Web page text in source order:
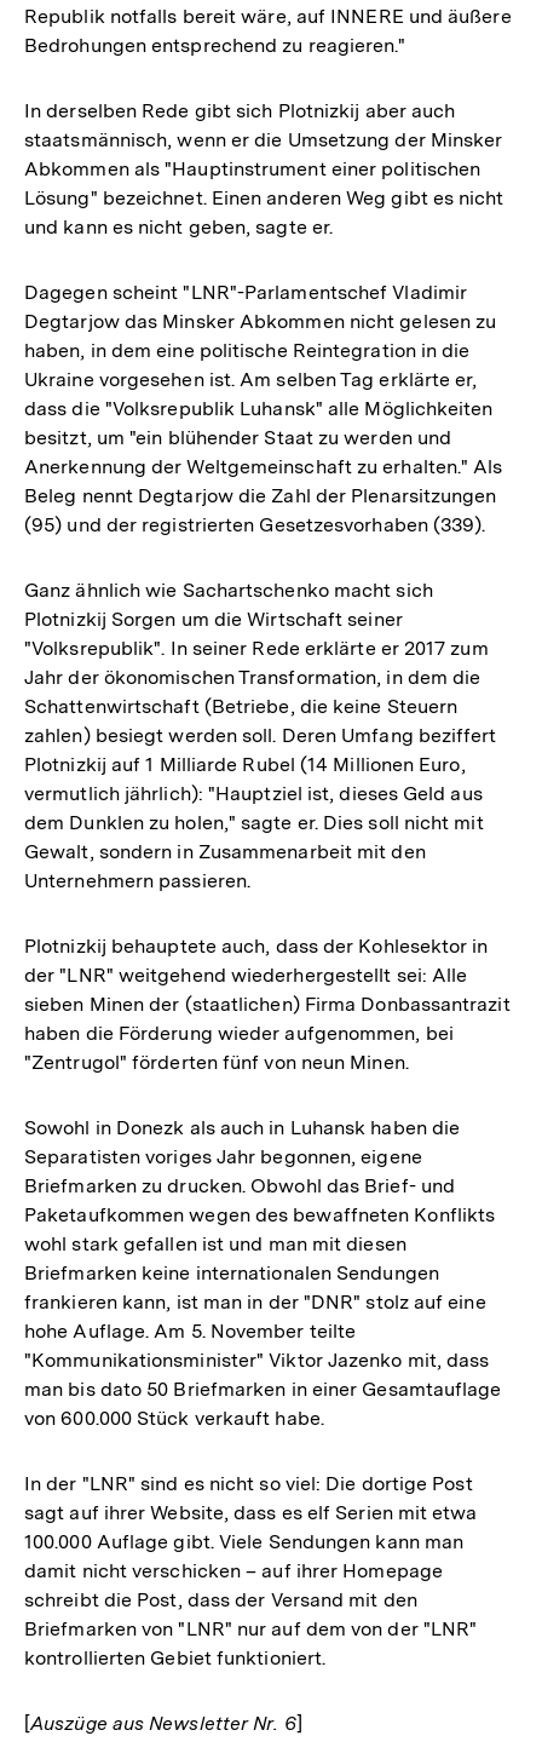
Republik notfalls bereit wäre, auf INNERE und äußere
Bedrohungen entsprechend zu reagieren."
In derselben Rede gibt sich Plotnizkij aber auch
staatsmännisch, wenn er die Umsetzung der Minsker
Abkommen als "Hauptinstrument einer politischen
Lösung" bezeichnet. Einen anderen Weg gibt es nicht
und kann es nicht geben, sagte er.
Dagegen scheint "LNR"-Parlamentschef Vladimir
Degtarjow das Minsker Abkommen nicht gelesen zu
haben, in dem eine politische Reintegration in die
Ukraine vorgesehen ist. Am selben Tag erklärte er,
dass die "Volksrepublik Luhansk" alle Möglichkeiten
besitzt, um "ein blühender Staat zu werden und
Anerkennung der Weltgemeinschaft zu erhalten." Als
Beleg nennt Degtarjow die Zahl der Plenarsitzungen
(95) und der registrierten Gesetzesvorhaben (339).
Ganz ähnlich wie Sachartschenko macht sich
Plotnizkij Sorgen um die Wirtschaft seiner
"Volksrepublik". In seiner Rede erklärte er 2017 zum
Jahr der ökonomischen Transformation, in dem die
Schattenwirtschaft (Betriebe, die keine Steuern
zahlen) besiegt werden soll. Deren Umfang beziffert
Plotnizkij auf 1 Milliarde Rubel (14 Millionen Euro,
vermutlich jährlich): "Hauptziel ist, dieses Geld aus
dem Dunklen zu holen," sagte er. Dies soll nicht mit
Gewalt, sondern in Zusammenarbeit mit den
Unternehmern passieren.
Plotnizkij behauptete auch, dass der Kohlesektor in
der "LNR" weitgehend wiederhergestellt sei: Alle
sieben Minen der (staatlichen) Firma Donbassantrazit
haben die Förderung wieder aufgenommen, bei
"Zentrugol" förderten fünf von neun Minen.
Sowohl in Donezk als auch in Luhansk haben die
Separatisten voriges Jahr begonnen, eigene
Briefmarken zu drucken. Obwohl das Brief- und
Paketaufkommen wegen des bewaffneten Konflikts
wohl stark gefallen ist und man mit diesen
Briefmarken keine internationalen Sendungen
frankieren kann, ist man in der "DNR" stolz auf eine
hohe Auflage. Am 5. November teilte
"Kommunikationsminister" Viktor Jazenko mit, dass
man bis dato 50 Briefmarken in einer Gesamtauflage
von 600.000 Stück verkauft habe.
In der "LNR" sind es nicht so viel: Die dortige Post
sagt auf ihrer Website, dass es elf Serien mit etwa
100.000 Auflage gibt. Viele Sendungen kann man
damit nicht verschicken – auf ihrer Homepage
schreibt die Post, dass der Versand mit den
Briefmarken von "LNR" nur auf dem von der "LNR"
kontrollierten Gebiet funktioniert.
[Auszüge aus Newsletter Nr. 6]